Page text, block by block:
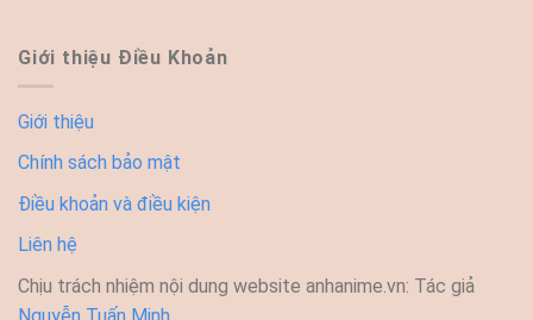
Giới thiệu Điều Khoản
Giới thiệu
Chính sách bảo mật
Điều khoản và điều kiện
Liên hệ
Chịu trách nhiệm nội dung website anhanime.vn: Tác giả